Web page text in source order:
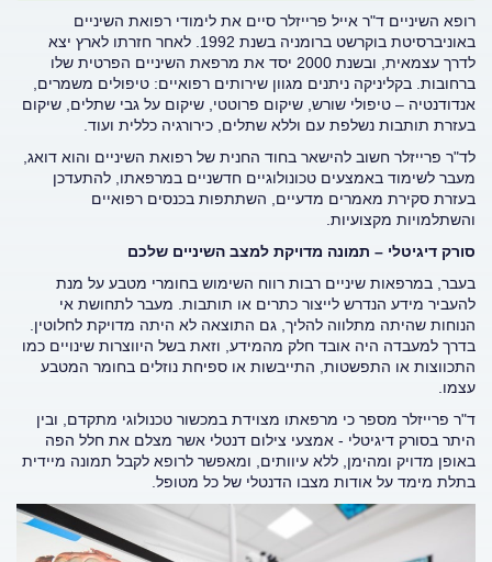
רופא השיניים ד"ר אייל פרייזלר סיים את לימודי רפואת השיניים
באוניברסיטת בוקרשט ברומניה בשנת 1992. לאחר חזרתו לארץ יצא
לדרך עצמאית, ובשנת 2000 יסד את מרפאת השיניים הפרטית שלו
ברחובות. בקליניקה ניתנים מגוון שירותים רפואיים: טיפולים משמרים,
אנדודנטיה – טיפולי שורש, שיקום פרוטטי, שיקום על גבי שתלים, שיקום
בעזרת תותבות נשלפת עם וללא שתלים, כירורגיה כללית ועוד.
לד"ר פרייזלר חשוב להישאר בחוד החנית של רפואת השיניים והוא דואג,
מעבר לשימוד באמצעים טכונולוגיים חדשניים במרפאתו, להתעדכן
בעזרת סקירת מאמרים מדעיים, השתתפות בכנסים רפואיים
והשתלמויות מקצועיות.
סורק דיגיטלי – תמונה מדויקת למצב השיניים שלכם
בעבר, במרפאות שיניים רבות רווח השימוש בחומרי מטבע על מנת
להעביר מידע הנדרש לייצור כתרים או תותבות. מעבר לתחושת אי
הנוחות שהיתה מתלווה להליך, גם התוצאה לא היתה מדויקת לחלוטין.
בדרך למעבדה היה אובד חלק מהמידע, וזאת בשל היווצרות שינויים כמו
התכווצות או התפשטות, התייבשות או ספיחת נוזלים בחומר המטבע
עצמו.
ד"ר פרייזלר מספר כי מרפאתו מצוידת במכשור טכנולוגי מתקדם, ובין
היתר בסורק דיגיטלי - אמצעי צילום דנטלי אשר מצלם את חלל הפה
באופן מדויק ומהימן, ללא עיוותים, ומאפשר לרופא לקבל תמונה מיידית
בתלת מימד על אודות מצבו הדנטלי של כל מטופל.